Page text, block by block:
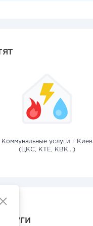
Коммунальные услуги г.Киев
(ЦКС, КТЕ, КВК...)